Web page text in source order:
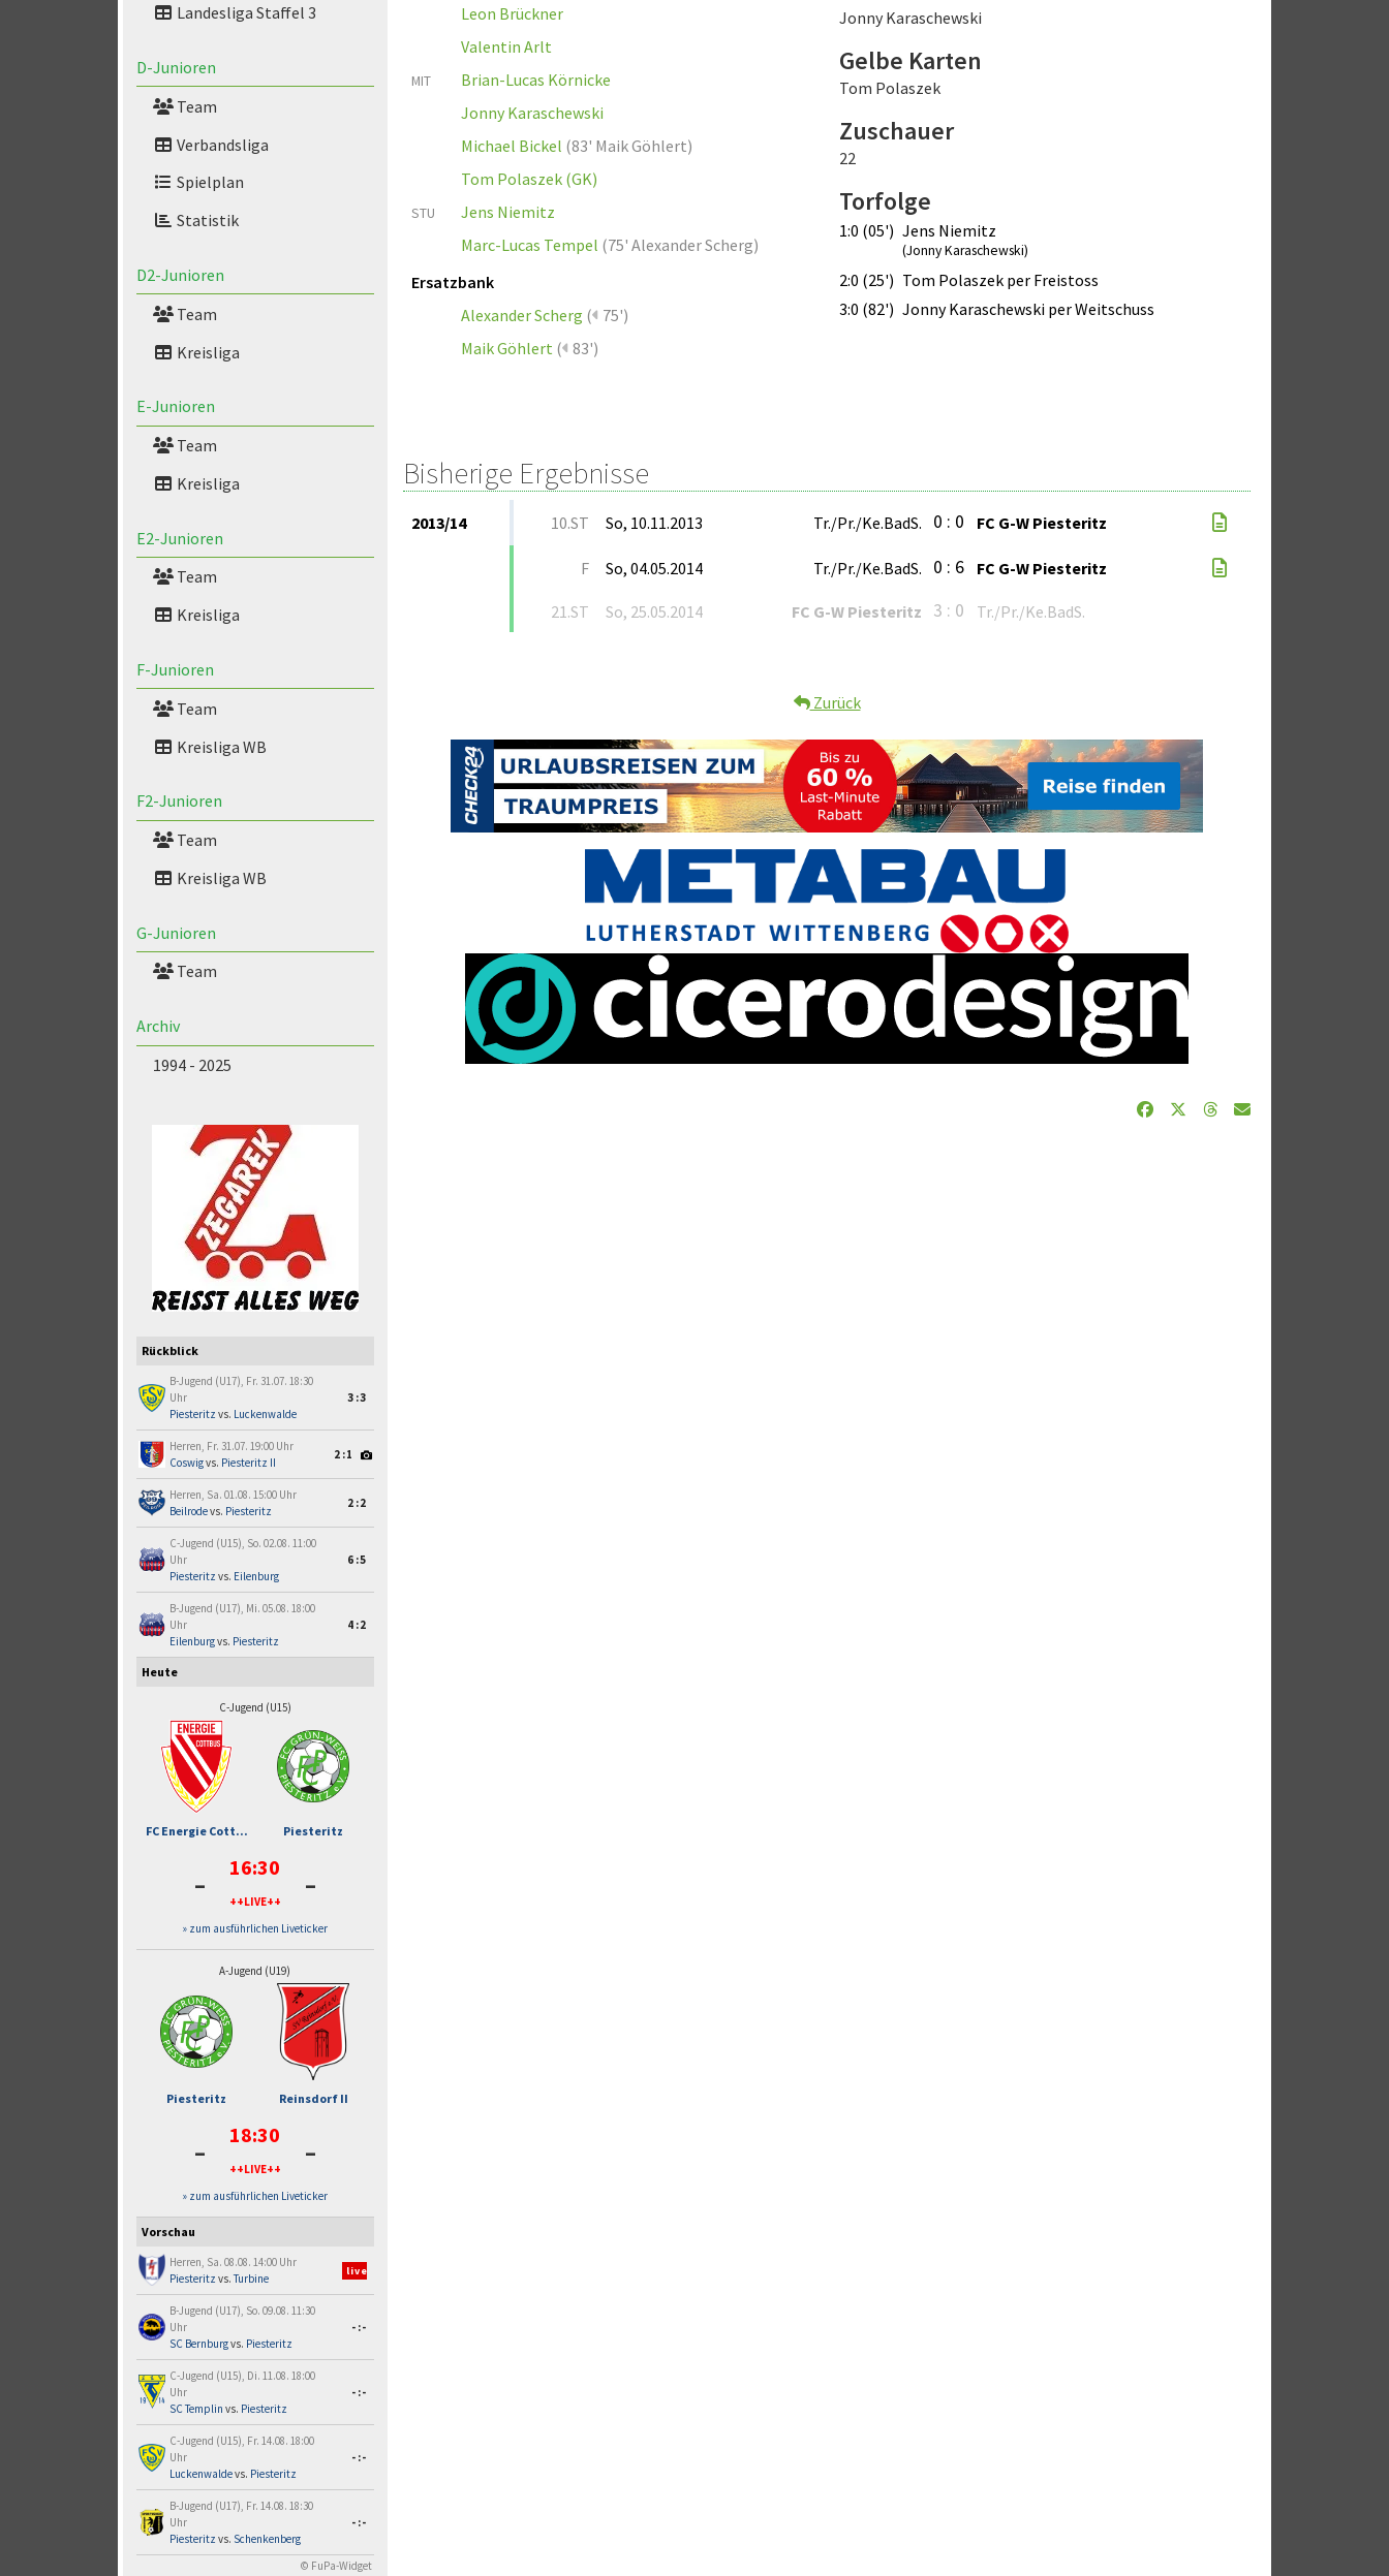
Landesliga Staffel 3
D-Junioren
Team
Verbandsliga
Spielplan
Statistik
D2-Junioren
Team
Kreisliga
E-Junioren
Team
Kreisliga
E2-Junioren
Team
Kreisliga
F-Junioren
Team
Kreisliga WB
F2-Junioren
Team
Kreisliga WB
G-Junioren
Team
Archiv
1994 - 2025
Rückblick
B-Jugend (U17), Fr. 31.07. 18:30
Uhr
Piesteritz vs. Luckenwalde
3:3
Herren, Fr. 31.07. 19:00 Uhr
Coswigvs. Piesteritz II
2:1
Herren, Sa. 01.08. 15:00 Uhr
Beilrodevs. Piesteritz
2:2
C-Jugend (U15), So. 02.08. 11:00
Uhr
Piesteritz vs. Eilenburg
6:5
B-Jugend (U17), Mi. 05.08. 18:00
Uhr
Eilenburgvs. Piesteritz
4:2
Heute
C-Jugend (U15)
FC Energie Cott... Piesteritz
- 16:30
++LIVE++ -
» zum ausführlichen Liveticker
A-Jugend (U19)
Piesteritz Reinsdorf II
- 18:30
++LIVE++ -
» zum ausführlichen Liveticker
Vorschau
Herren, Sa. 08.08. 14:00 Uhr
Piesteritz vs.Turbine
live
B-Jugend (U17), So. 09.08. 11:30
Uhr
SC Bernburgvs. Piesteritz
-:-
C-Jugend (U15), Di. 11.08. 18:00
Uhr
SC Templin vs. Piesteritz
-:-
C-Jugend (U15), Fr. 14.08. 18:00
Uhr
Luckenwaldevs. Piesteritz
-:-
B-Jugend (U17), Fr. 14.08. 18:30
Uhr
Piesteritz vs. Schenkenberg
-:-
© FuPa-Widget
Leon Brückner
Valentin Arlt
MIT
Brian-Lucas Körnicke
Jonny Karaschewski
Michael Bickel (83' Maik Göhlert)
Tom Polaszek (GK)
STU
Jens Niemitz
Marc-Lucas Tempel (75' Alexander Scherg)
Ersatzbank
Alexander Scherg ( 75')
Maik Göhlert ( 83')
Jonny Karaschewski
Gelbe Karten
Tom Polaszek
Zuschauer
22
Torfolge
1:0 (05') Jens Niemitz
(Jonny Karaschewski)
2:0 (25') Tom Polaszek per Freistoss
3:0 (82') Jonny Karaschewski per Weitschuss
Bisherige Ergebnisse
2013/14 10.ST So, 10.11.2013 Tr./Pr./Ke.BadS. 0 : 0 FC G-W Piesteritz
F So, 04.05.2014 Tr./Pr./Ke.BadS. 0 : 6 FC G-W Piesteritz
21.ST So, 25.05.2014 FC G-W Piesteritz 3 : 0 Tr./Pr./Ke.BadS.
Zurück